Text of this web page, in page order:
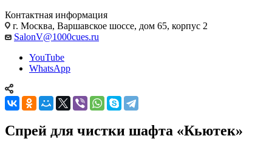
Контактная информация
г. Москва, Варшавское шоссе, дом 65, корпус 2
SalonV@1000cues.ru
YouTube
WhatsApp
Спрей для чистки шафта «Кьютек»